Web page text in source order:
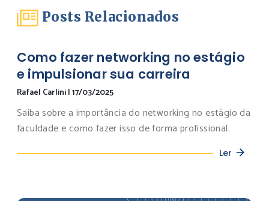
Posts Relacionados
Como fazer networking no estágio
e impulsionar sua carreira
Rafael Carlini|17/03/2025
Saiba sobre a importância do networking no estágio da
faculdade e como fazer isso de forma profissional.
Ler